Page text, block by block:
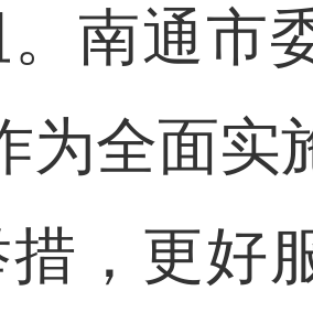
南通市
为全面实
，更好